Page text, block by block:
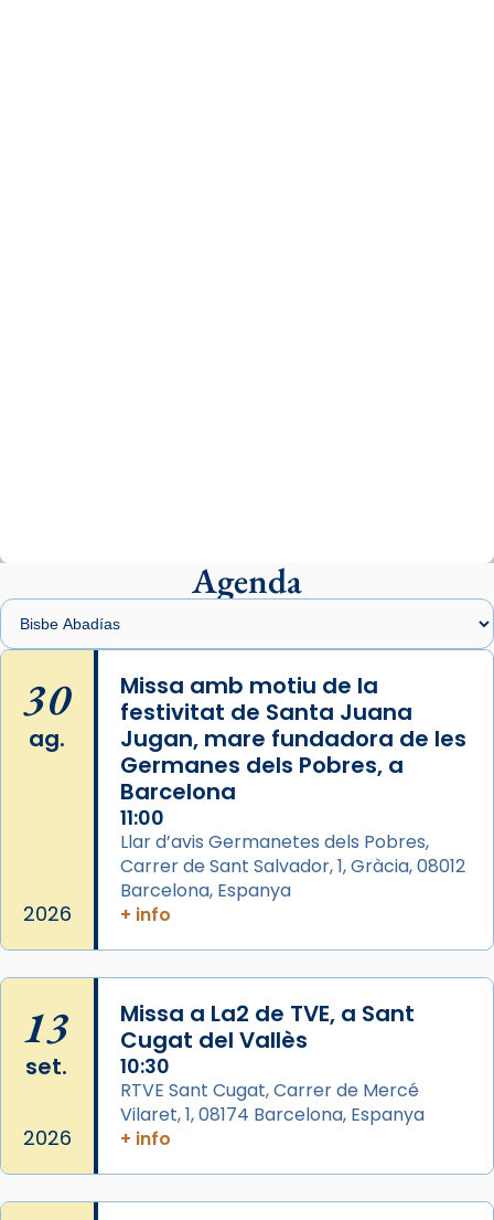
presidit aquest 27 de juliol la missa de Les
Santes de Mataró.
🔗tinyurl.com/cvu5jmbk
📸 J. Merino
Photo
View on Facebook Share
Arquebisbat de Barcelona
de Barcelona.
2 weeks ago
Aquest dilluns, 27 de juliol, ha tingut lloc la
missa d’acció de gràcies en agraïment al
L’arquebisbe de Barcelona, el cardenal Joan
Josep Omella, ha presidit la missa i l’ha
concelebrat el bisbe auxiliar de Barcelona,
Mons. David Abadías.
📸 Dr. G. Simón
Agenda
30
ag.
2026
Missa amb motiu de la
festivitat de Santa Juana
Jugan, mare fundadora de les
Germanes dels Pobres, a
Barcelona
11:00
Llar d’avis Germanetes dels Pobres,
Carrer de Sant Salvador, 1, Gràcia, 08012
Barcelona, Espanya
+ info
13
set.
2026
Missa a La2 de TVE, a Sant
Cugat del Vallès
10:30
RTVE Sant Cugat, Carrer de Mercé
Vilaret, 1, 08174 Barcelona, Espanya
+ info